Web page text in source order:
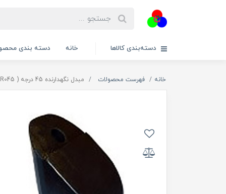
دسته‌بندی کالاها خانه دسته بندی
خانه فهرست محصولات مبدل نگهدارنده 45 درجه ( MAR045 )